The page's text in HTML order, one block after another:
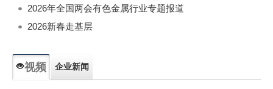
2026年全国两会有色金属行业专题报道
2026新春走基层
视频 企业新闻